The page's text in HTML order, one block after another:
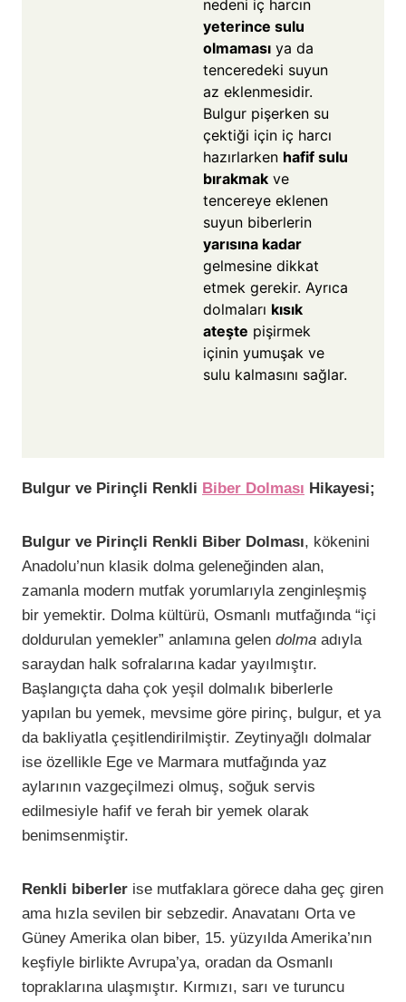
nedeni iç harcın
yeterince sulu
olmaması ya da
tenceredeki suyun
az eklenmesidir.
Bulgur pişerken su
çektiği için iç harcı
hazırlarken hafif sulu
bırakmak ve
tencereye eklenen
suyun biberlerin
yarısına kadar
gelmesine dikkat
etmek gerekir. Ayrıca
dolmaları kısık
ateşte pişirmek
içinin yumuşak ve
sulu kalmasını sağlar.
Bulgur ve Pirinçli Renkli Biber Dolması Hikayesi;
Bulgur ve Pirinçli Renkli Biber Dolması, kökenini
Anadolu’nun klasik dolma geleneğinden alan,
zamanla modern mutfak yorumlarıyla zenginleşmiş
bir yemektir. Dolma kültürü, Osmanlı mutfağında “içi
doldurulan yemekler” anlamına gelen dolma adıyla
saraydan halk sofralarına kadar yayılmıştır.
Başlangıçta daha çok yeşil dolmalık biberlerle
yapılan bu yemek, mevsime göre pirinç, bulgur, et ya
da bakliyatla çeşitlendirilmiştir. Zeytinyağlı dolmalar
ise özellikle Ege ve Marmara mutfağında yaz
aylarının vazgeçilmezi olmuş, soğuk servis
edilmesiyle hafif ve ferah bir yemek olarak
benimsenmiştir.
Renkli biberler ise mutfaklara görece daha geç giren
ama hızla sevilen bir sebzedir. Anavatanı Orta ve
Güney Amerika olan biber, 15. yüzyılda Amerika’nın
keşfiyle birlikte Avrupa’ya, oradan da Osmanlı
topraklarına ulaşmıştır. Kırmızı, sarı ve turuncu